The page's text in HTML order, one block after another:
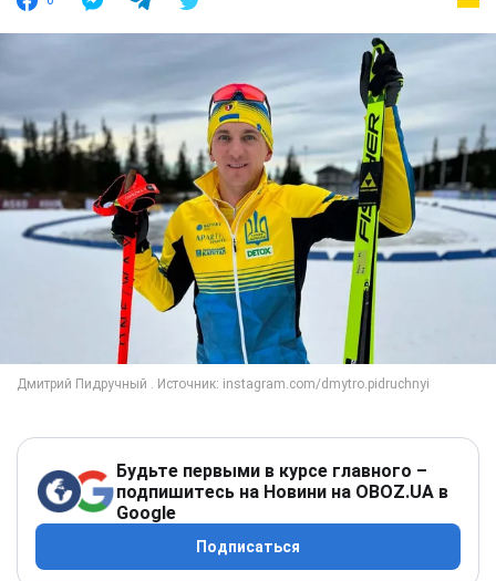
Будьте первыми в курсе главного –
подпишитесь на Новини на OBOZ.UA в
Google
Подписаться